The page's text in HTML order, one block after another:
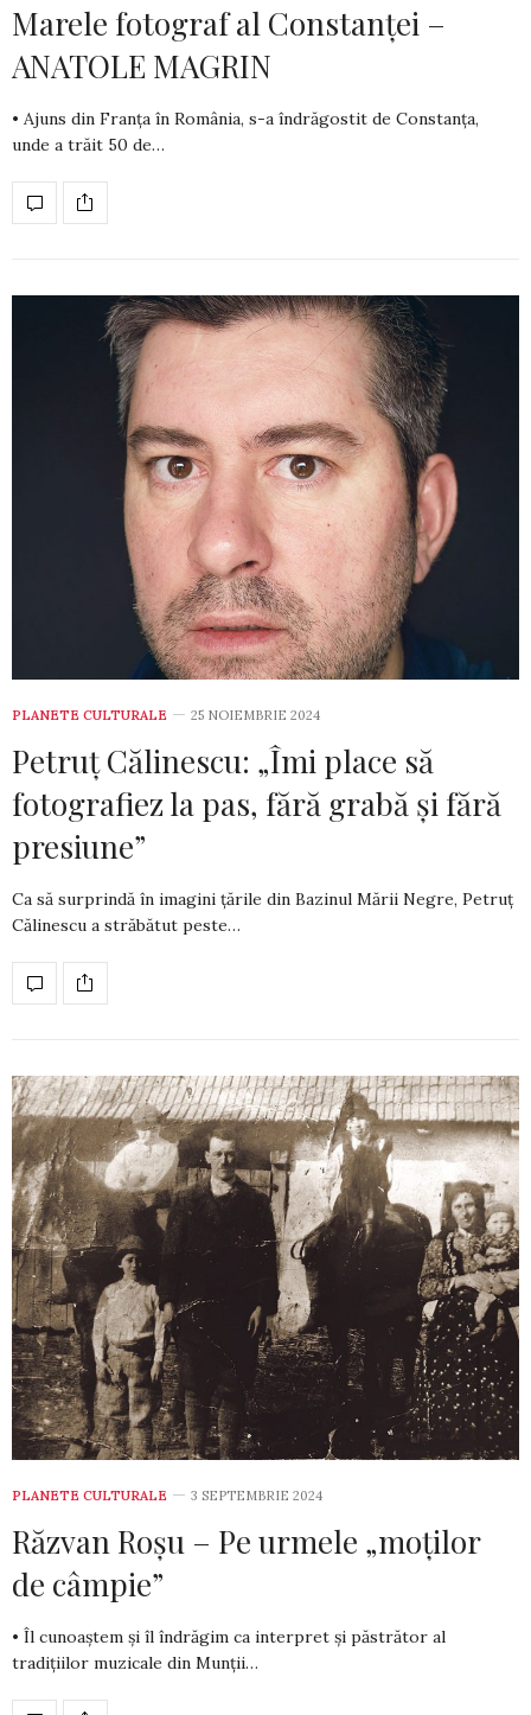
Marele fotograf al Constanței –
ANATOLE MAGRIN
• Ajuns din Franța în România, s-a îndrăgostit de Constanța,
unde a trăit 50 de…
PLANETE CULTURALE 25 NOIEMBRIE 2024
Petruț Călinescu: „Îmi place să
fotografiez la pas, fără grabă și fără
presiune”
Ca să surprindă în imagini țările din Bazinul Mării Negre, Petruț
Călinescu a străbătut peste…
PLANETE CULTURALE 3 SEPTEMBRIE 2024
Răzvan Roșu – Pe urmele „moților
de câmpie”
• Îl cunoaștem și îl îndrăgim ca interpret și păstrător al
tradițiilor muzicale din Munții…